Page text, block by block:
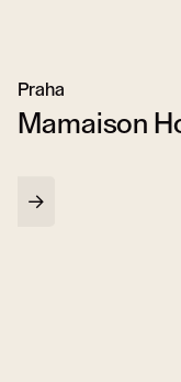
Mamaison
Praha